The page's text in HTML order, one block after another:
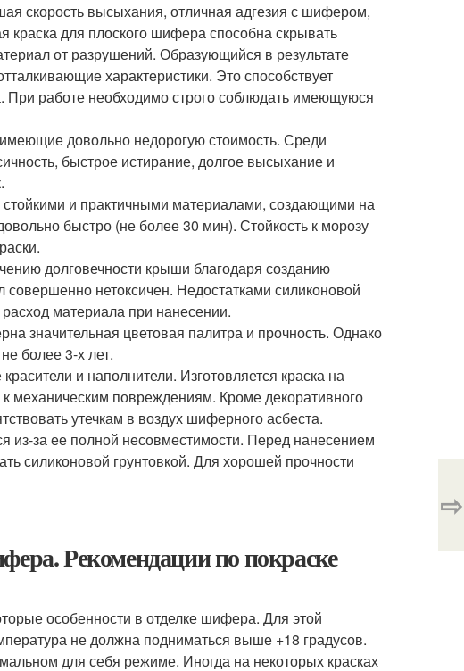
скорость высыхания, отличная адгезия с шифером,
краска для плоского шифера способна скрывать
от разрушений. Образующийся в результате
характеристики. Это способствует
При работе необходимо строго соблюдать имеющуюся
довольно недорогую стоимость. Среди
быстрое истирание, долгое высыхание и
и практичными материалами, создающими на
быстро (не более 30 мин). Стойкость к морозу
долговечности крыши благодаря созданию
нетоксичен. Недостатками силиконовой
материала при нанесении.
значительная цветовая палитра и прочность. Однако
более 3-х лет.
и наполнители. Изготовляется краска на
механическим повреждениям. Кроме декоративного
утечкам в воздух шиферного асбеста.
из-за ее полной несовместимости. Перед нанесением
силиконовой грунтовкой. Для хорошей прочности
Рекомендации по покраске
особенности в отделке шифера. Для этой
не должна подниматься выше +18 градусов.
для себя режиме. Иногда на некоторых красках
⇨